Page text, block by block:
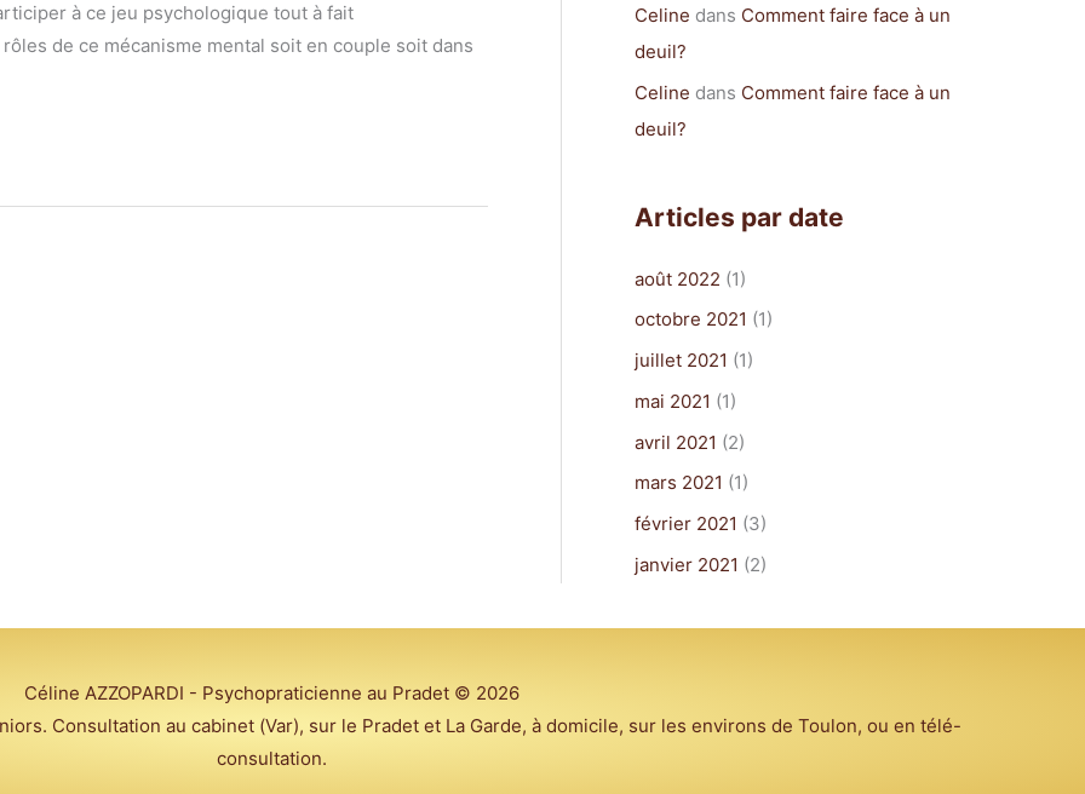
à ce jeu psychologique tout à fait
de ce mécanisme mental soit en couple soit dans
Celine dans Comment faire face à un
deuil?
Celine dans Comment faire face à un
deuil?
Articles par date
août 2022 (1)
octobre 2021 (1)
juillet 2021 (1)
mai 2021 (1)
avril 2021 (2)
mars 2021 (1)
février 2021 (3)
janvier 2021 (2)
Céline AZZOPARDI - Psychopraticienne au Pradet© 2026
Consultation au cabinet (Var), sur le Pradet et La Garde, à domicile, sur les environs de Toulon, ou en télé-
consultation.